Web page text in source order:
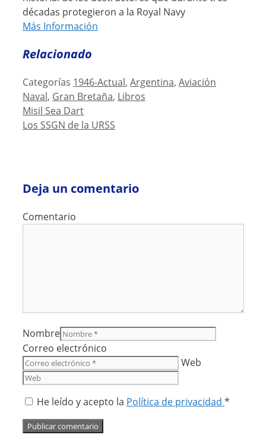
décadas protegieron a la Royal Navy
Más Información
Relacionado
Categorías 1946-Actual, Argentina, Aviación
Naval, Gran Bretaña, Libros
Misil Sea Dart
Los SSGN de la URSS
Deja un comentario
Comentario
Nombre
Correo electrónico
Web
He leído y acepto la Política de privacidad *